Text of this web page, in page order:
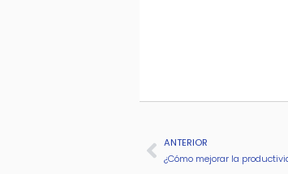
ANTERIOR
¿Cómo mejorar la